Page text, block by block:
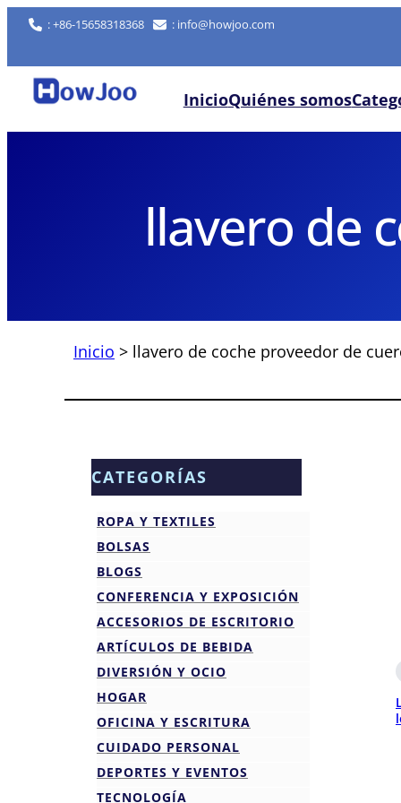
Saltar
contenido
: +86-15658318368 : info@howjoo.com
InicioQuiénes somos
llavero de
Inicio > llavero de coche proveedor de
CATEGORÍAS
ROPA Y TEXTILES
BOLSAS
BLOGS
CONFERENCIA Y EXPOSICIÓN
ACCESORIOS DE ESCRITORIO
ARTÍCULOS DE BEBIDA
DIVERSIÓN Y OCIO
HOGAR
OFICINA Y ESCRITURA
CUIDADO PERSONAL
DEPORTES Y EVENTOS
TECNOLOGÍA